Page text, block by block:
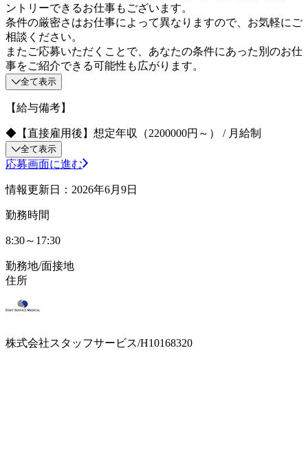
ントリーできるお仕事もございます。
条件の厳密さはお仕事によって異なりますので、お気軽にご
相談ください。
またご応募いただくことで、あなたの条件にあった別のお仕
事をご紹介できる可能性も広がります。
全て表示
【給与備考】
◆【直接雇用後】想定年収（2200000円～） / 月給制
全て表示
応募画面に進む
情報更新日：2026年6月9日
勤務時間
8:30～17:30
勤務地/面接地
住所
株式会社スタッフサービス/H10168320